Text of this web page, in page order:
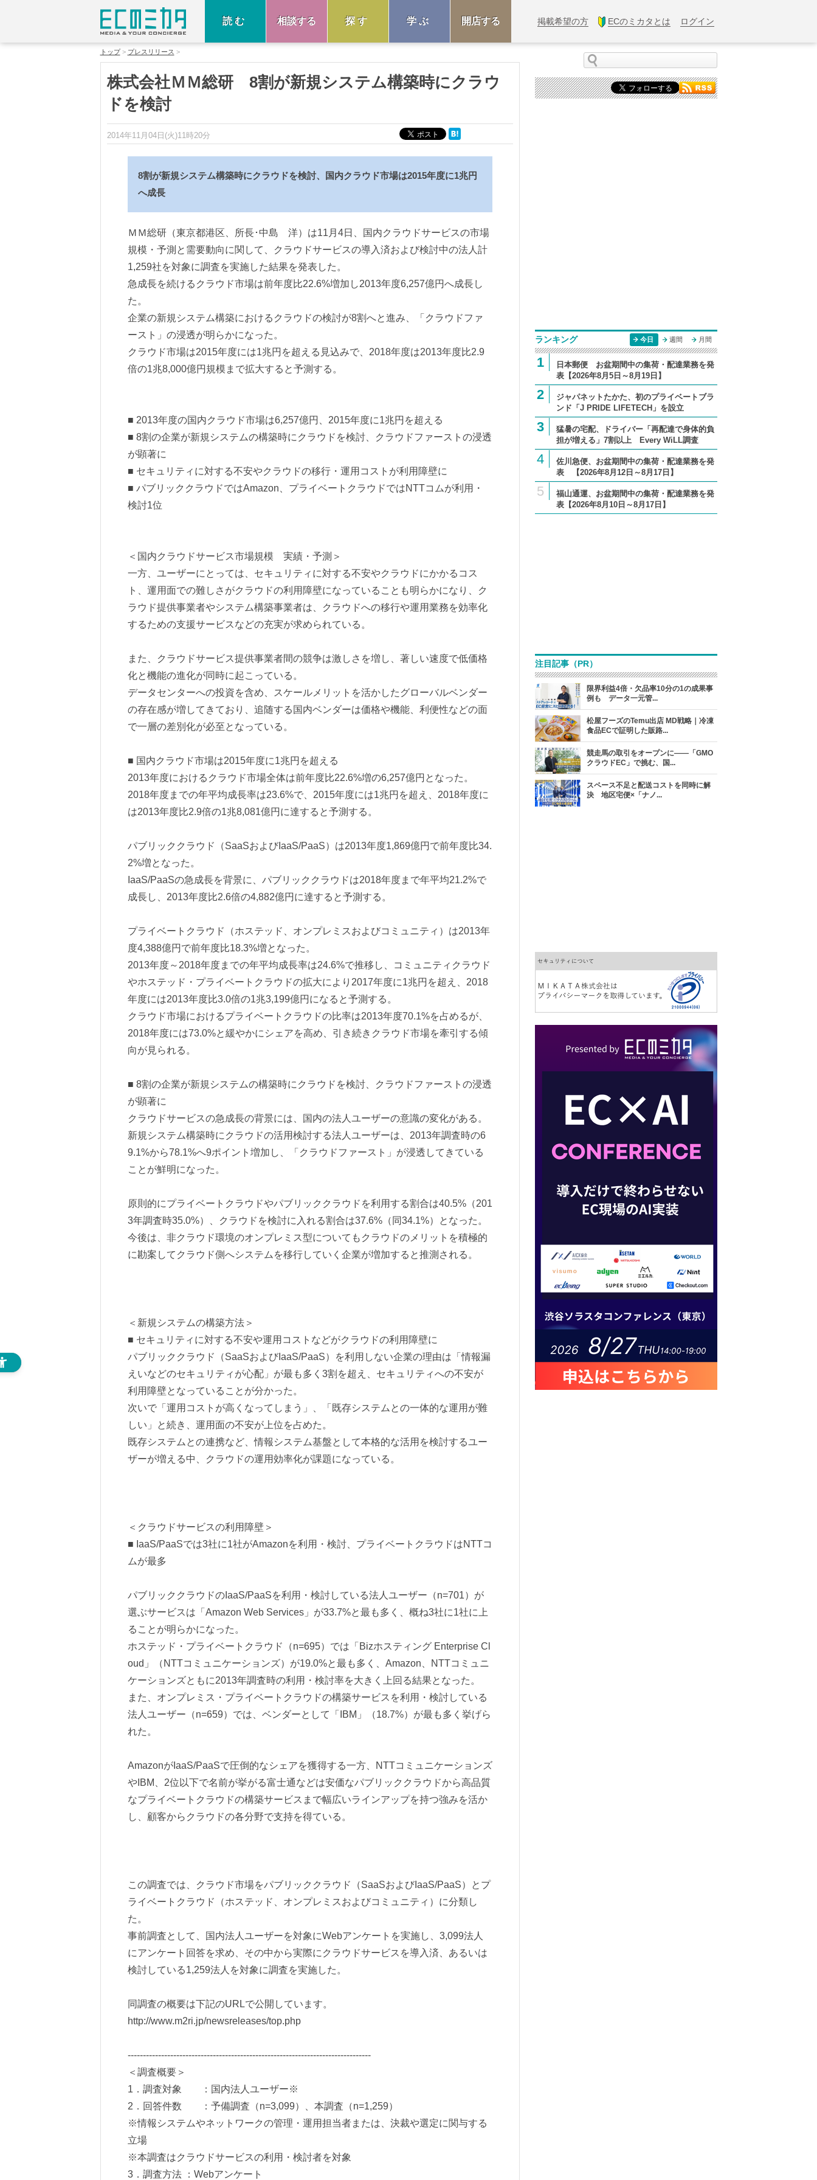
読む 相談する 探す 学ぶ 開店する 掲載希望の方 ECのミカタとは ログイン
トップ プレスリリース
株式会社ＭＭ総研 8割が新規システム構築時にクラウ
ドを検討
2014年11月04日(火)11時20分
8割が新規システム構築時にクラウドを検討、国内クラウド市場は2015年度に1兆円
へ成長
ＭＭ総研（東京都港区、所長･中島 洋）は11月4日、国内クラウドサービスの市場
規模・予測と需要動向に関して、クラウドサービスの導入済および検討中の法人計
1,259社を対象に調査を実施した結果を発表した。
急成長を続けるクラウド市場は前年度比22.6%増加し2013年度6,257億円へ成長し
た。
企業の新規システム構築におけるクラウドの検討が8割へと進み、「クラウドファ
ースト」の浸透が明らかになった。
クラウド市場は2015年度には1兆円を超える見込みで、2018年度は2013年度比2.9
倍の1兆8,000億円規模まで拡大すると予測する。
■ 2013年度の国内クラウド市場は6,257億円、2015年度に1兆円を超える
■ 8割の企業が新規システムの構築時にクラウドを検討、クラウドファーストの浸透
が顕著に
■ セキュリティに対する不安やクラウドの移行・運用コストが利用障壁に
■ パブリッククラウドではAmazon、プライベートクラウドではNTTコムが利用・
検討1位
＜国内クラウドサービス市場規模 実績・予測＞
一方、ユーザーにとっては、セキュリティに対する不安やクラウドにかかるコス
ト、運用面での難しさがクラウドの利用障壁になっていることも明らかになり、ク
ラウド提供事業者やシステム構築事業者は、クラウドへの移行や運用業務を効率化
するための支援サービスなどの充実が求められている。
また、クラウドサービス提供事業者間の競争は激しさを増し、著しい速度で低価格
化と機能の進化が同時に起こっている。
データセンターへの投資を含め、スケールメリットを活かしたグローバルベンダー
の存在感が増してきており、追随する国内ベンダーは価格や機能、利便性などの面
で一層の差別化が必至となっている。
■ 国内クラウド市場は2015年度に1兆円を超える
2013年度におけるクラウド市場全体は前年度比22.6%増の6,257億円となった。
2018年度までの年平均成長率は23.6%で、2015年度には1兆円を超え、2018年度に
は2013年度比2.9倍の1兆8,081億円に達すると予測する。
パブリッククラウド（SaaSおよびIaaS/PaaS）は2013年度1,869億円で前年度比34.
2%増となった。
IaaS/PaaSの急成長を背景に、パブリッククラウドは2018年度まで年平均21.2%で
成長し、2013年度比2.6倍の4,882億円に達すると予測する。
プライベートクラウド（ホステッド、オンプレミスおよびコミュニティ）は2013年
度4,388億円で前年度比18.3%増となった。
2013年度～2018年度までの年平均成長率は24.6%で推移し、コミュニティクラウド
やホステッド・プライベートクラウドの拡大により2017年度に1兆円を超え、2018
年度には2013年度比3.0倍の1兆3,199億円になると予測する。
クラウド市場におけるプライベートクラウドの比率は2013年度70.1%を占めるが、
2018年度には73.0%と緩やかにシェアを高め、引き続きクラウド市場を牽引する傾
向が見られる。
■ 8割の企業が新規システムの構築時にクラウドを検討、クラウドファーストの浸透
が顕著に
クラウドサービスの急成長の背景には、国内の法人ユーザーの意識の変化がある。
新規システム構築時にクラウドの活用検討する法人ユーザーは、2013年調査時の6
9.1%から78.1%へ9ポイント増加し、「クラウドファースト」が浸透してきている
ことが鮮明になった。
原則的にプライベートクラウドやパブリッククラウドを利用する割合は40.5%（201
3年調査時35.0%）、クラウドを検討に入れる割合は37.6%（同34.1%）となった。
今後は、非クラウド環境のオンプレミス型についてもクラウドのメリットを積極的
に勘案してクラウド側へシステムを移行していく企業が増加すると推測される。
＜新規システムの構築方法＞
■ セキュリティに対する不安や運用コストなどがクラウドの利用障壁に
パブリッククラウド（SaaSおよびIaaS/PaaS）を利用しない企業の理由は「情報漏
えいなどのセキュリティが心配」が最も多く3割を超え、セキュリティへの不安が
利用障壁となっていることが分かった。
次いで「運用コストが高くなってしまう」、「既存システムとの一体的な運用が難
しい」と続き、運用面の不安が上位を占めた。
既存システムとの連携など、情報システム基盤として本格的な活用を検討するユー
ザーが増える中、クラウドの運用効率化が課題になっている。
＜クラウドサービスの利用障壁＞
■ IaaS/PaaSでは3社に1社がAmazonを利用・検討、プライベートクラウドはNTTコ
ムが最多
パブリッククラウドのIaaS/PaaSを利用・検討している法人ユーザー（n=701）が
選ぶサービスは「Amazon Web Services」が33.7%と最も多く、概ね3社に1社に上
ることが明らかになった。
ホステッド・プライベートクラウド（n=695）では「Bizホスティング Enterprise Cl
oud」（NTTコミュニケーションズ）が19.0%と最も多く、Amazon、NTTコミュニ
ケーションズともに2013年調査時の利用・検討率を大きく上回る結果となった。
また、オンプレミス・プライベートクラウドの構築サービスを利用・検討している
法人ユーザー（n=659）では、ベンダーとして「IBM」（18.7%）が最も多く挙げら
れた。
AmazonがIaaS/PaaSで圧倒的なシェアを獲得する一方、NTTコミュニケーションズ
やIBM、2位以下で名前が挙がる富士通などは安価なパブリッククラウドから高品質
なプライベートクラウドの構築サービスまで幅広いラインアップを持つ強みを活か
し、顧客からクラウドの各分野で支持を得ている。
この調査では、クラウド市場をパブリッククラウド（SaaSおよびIaaS/PaaS）とプ
ライベートクラウド（ホステッド、オンプレミスおよびコミュニティ）に分類し
た。
事前調査として、国内法人ユーザーを対象にWebアンケートを実施し、3,099法人
にアンケート回答を求め、その中から実際にクラウドサービスを導入済、あるいは
検討している1,259法人を対象に調査を実施した。
同調査の概要は下記のURLで公開しています。
http://www.m2ri.jp/newsreleases/top.php
--------------------------------------------------------------------------------
＜調査概要＞
1．調査対象 ：国内法人ユーザー※
2．回答件数 ：予備調査（n=3,099）、本調査（n=1,259）
※情報システムやネットワークの管理・運用担当者または、決裁や選定に関与する
立場
※本調査はクラウドサービスの利用・検討者を対象
3．調査方法 ：Webアンケート
ランキング 今日 週間 月間
1
日本郵便 お盆期間中の集荷・配達業務を発
表【2026年8月5日～8月19日】
2
ジャパネットたかた、初のプライベートブラ
ンド「J PRIDE LIFETECH」を設立
3
猛暑の宅配、ドライバー「再配達で身体的負
担が増える」7割以上 Every WiLL調査
4
佐川急便、お盆期間中の集荷・配達業務を発
表 【2026年8月12日～8月17日】
5
福山通運、お盆期間中の集荷・配達業務を発
表【2026年8月10日～8月17日】
注目記事（PR）
限界利益4倍・欠品率10分の1の成果事
例も データ一元管...
松屋フーズのTemu出店 MD戦略｜冷凍
食品ECで証明した販路...
競走馬の取引をオープンに――「GMO
クラウドEC」で挑む、国...
スペース不足と配送コストを同時に解
決 地区宅便×「ナノ...